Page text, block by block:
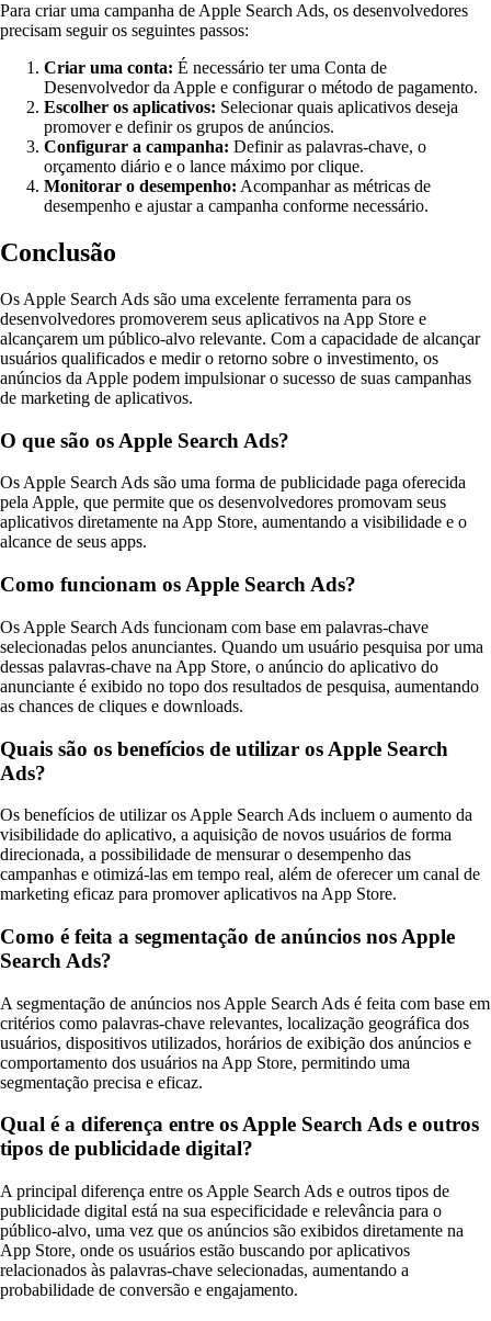
Para criar uma campanha de Apple Search Ads, os desenvolvedores
precisam seguir os seguintes passos:
Criar uma conta: É necessário ter uma Conta de
Desenvolvedor da Apple e configurar o método de pagamento.
Escolher os aplicativos: Selecionar quais aplicativos deseja
promover e definir os grupos de anúncios.
Configurar a campanha: Definir as palavras-chave, o
orçamento diário e o lance máximo por clique.
Monitorar o desempenho: Acompanhar as métricas de
desempenho e ajustar a campanha conforme necessário.
Conclusão
Os Apple Search Ads são uma excelente ferramenta para os
desenvolvedores promoverem seus aplicativos na App Store e
alcançarem um público-alvo relevante. Com a capacidade de alcançar
usuários qualificados e medir o retorno sobre o investimento, os
anúncios da Apple podem impulsionar o sucesso de suas campanhas
de marketing de aplicativos.
O que são os Apple Search Ads?
Os Apple Search Ads são uma forma de publicidade paga oferecida
pela Apple, que permite que os desenvolvedores promovam seus
aplicativos diretamente na App Store, aumentando a visibilidade e o
alcance de seus apps.
Como funcionam os Apple Search Ads?
Os Apple Search Ads funcionam com base em palavras-chave
selecionadas pelos anunciantes. Quando um usuário pesquisa por uma
dessas palavras-chave na App Store, o anúncio do aplicativo do
anunciante é exibido no topo dos resultados de pesquisa, aumentando
as chances de cliques e downloads.
Quais são os benefícios de utilizar os Apple Search
Ads?
Os benefícios de utilizar os Apple Search Ads incluem o aumento da
visibilidade do aplicativo, a aquisição de novos usuários de forma
direcionada, a possibilidade de mensurar o desempenho das
campanhas e otimizá-las em tempo real, além de oferecer um canal de
marketing eficaz para promover aplicativos na App Store.
Como é feita a segmentação de anúncios nos Apple
Search Ads?
A segmentação de anúncios nos Apple Search Ads é feita com base em
critérios como palavras-chave relevantes, localização geográfica dos
usuários, dispositivos utilizados, horários de exibição dos anúncios e
comportamento dos usuários na App Store, permitindo uma
segmentação precisa e eficaz.
Qual é a diferença entre os Apple Search Ads e outros
tipos de publicidade digital?
A principal diferença entre os Apple Search Ads e outros tipos de
publicidade digital está na sua especificidade e relevância para o
público-alvo, uma vez que os anúncios são exibidos diretamente na
App Store, onde os usuários estão buscando por aplicativos
relacionados às palavras-chave selecionadas, aumentando a
probabilidade de conversão e engajamento.